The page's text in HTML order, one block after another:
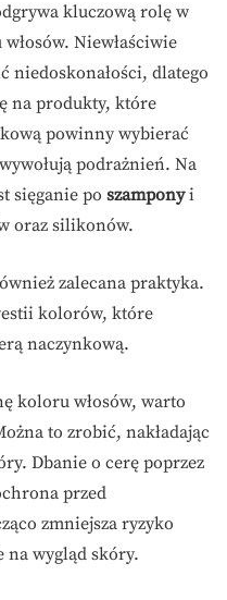
kluczową rolę w
Niewłaściwie
niedoskonałości, dlatego
na produkty, które
powinny wybierać
podrażnień. Na
sięganie po szamponyi
oraz silikonów.
zalecana praktyka.
kolorów, które
naczynkową.
koloru włosów, warto
to zrobić, nakładając
Dbanie o cerę poprzez
przed
zmniejsza ryzyko
na wygląd skóry.